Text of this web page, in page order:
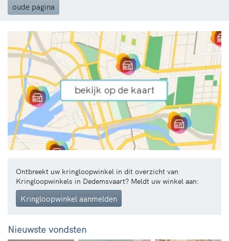
oude pagina
Ontbreekt uw kringloopwinkel in dit overzicht van
Kringloopwinkels in Dedemsvaart? Meldt uw winkel aan:
Kringloopwinkel aanmelden
Nieuwste vondsten